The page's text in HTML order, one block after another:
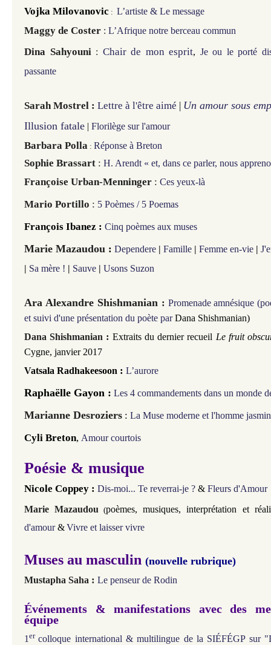
Vojka Milovanovic : L’artiste & Le message
Maggy de Coster : L’Afrique notre berceau commun
Dina Sahyouni : Chair de mon esprit, Je ou le porté
passante
Sarah Mostrel : Lettre à l'être aimé | Un amour sous
Illusion fatale | Florilège sur l'amour
Barbara Polla : Réponse à Breton
Sophie Brassart : H. Arendt « et, dans ce parler, nous
Françoise Urban-Menninger : Ces yeux-là
Mario Portillo : 5 Poèmes / 5 Poemas
François Ibanez : Cinq poèmes aux muses
Marie Mazaudou :Dependere | Famille | Femme en-vie |
| Sa mère ! | Sauve | Usons Suzon
Ara Alexandre Shishmanian : Promenade amnésique
et suivi d'une présentation du poète parDana Shishmanian)
Dana Shishmanian : Extraitsdu dernier recueil Le fruit
Cygne, janvier 2017
Vatsala Radhakeesoon : L’aurore
Raphaëlle Gayon : Les 4 commandements dans un monde
Marianne Desroziers : La Muse moderne et l'homme jasmin
Cyli Breton, Amour courtois
Poésie & musique
Nicole Coppey : Dis-moi... Te reverrai-je ? & Fleurs d'Amour
Marie Mazaudou
(poèmes, musiques, interprétation et
d'amour&Vivre et laisser vivre
Muses au masculin (nouvelle rubrique)
Mustapha Saha : Le penseur de Rodin
Événements & manifestations avec des
équipe
1 er colloque international & multilingue de la SIÉFÉGP sur